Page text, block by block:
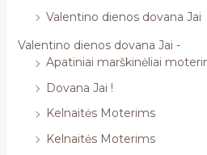
Valentino dienos dovana Jai
Valentino dienos dovana Jai -
Apatiniai marškinėliai
Dovana Jai !
Kelnaitės Moterims
Kelnaitės Moterims